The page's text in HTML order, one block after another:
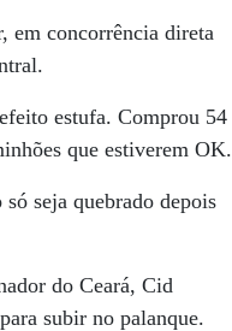
em concorrência direta
estufa. Comprou 54
que estiverem OK.
seja quebrado depois
do Ceará, Cid
subir no palanque.